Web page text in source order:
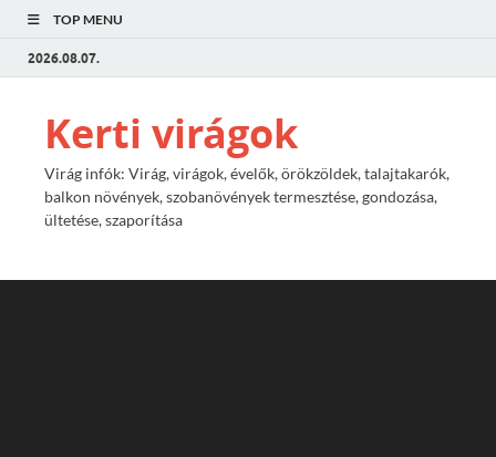
TOP MENU
2026.08.07.
Kerti virágok
Virág infók: Virág, virágok, évelők, örökzöldek, talajtakarók,
balkon növények, szobanövények termesztése, gondozása,
ültetése, szaporítása